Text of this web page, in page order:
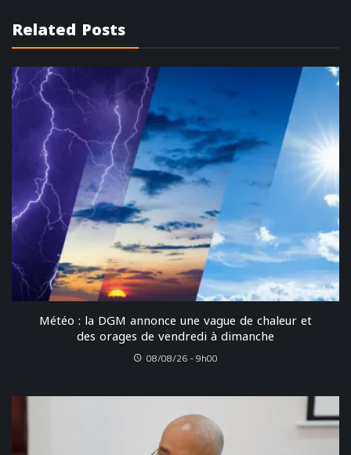
Related Posts
Météo : la DGM annonce une vague de chaleur et
des orages de vendredi à dimanche
08/08/26 - 9h00